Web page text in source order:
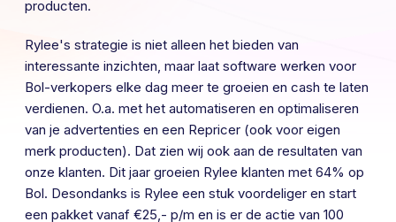
producten.
Rylee's strategie is niet alleen het bieden van
interessante inzichten, maar laat software werken voor
Bol-verkopers elke dag meer te groeien en cash te laten
verdienen. O.a. met het automatiseren en optimaliseren
van je advertenties en een Repricer (ook voor eigen
merk producten). Dat zien wij ook aan de resultaten van
onze klanten. Dit jaar groeien Rylee klanten met 64% op
Bol. Desondanks is Rylee een stuk voordeliger en start
een pakket vanaf €25,- p/m en is er de actie van 100